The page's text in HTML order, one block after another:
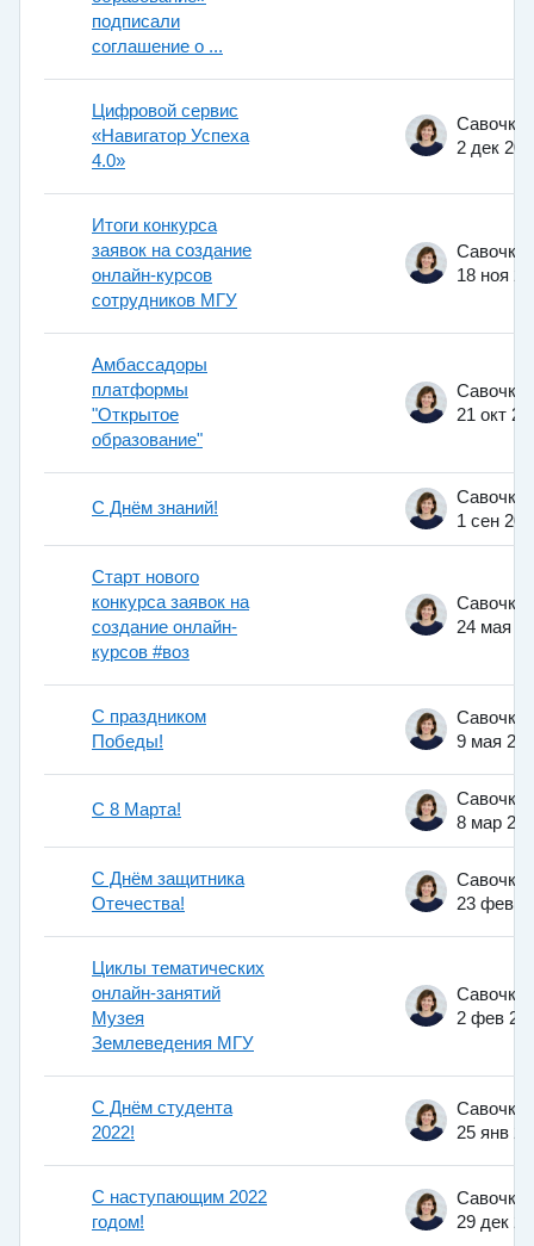
подписали
соглашение о ...
Цифровой сервис
«Навигатор Успеха
4.0»
2 дек
Итоги конкурса
заявок на создание
онлайн-курсов
сотрудников МГУ
18 ноя
Амбассадоры
платформы
"Открытое
образование"
21 окт
С Днём знаний!
1 сен
Старт нового
конкурса заявок на
создание онлайн-
курсов #воз
24 мая
С праздником
Победы!
9 мая
С 8 Марта!
8 мар
С Днём защитника
Отечества!
23 фев
Циклы тематических
онлайн-занятий
Музея
Землеведения МГУ
2 фев
С Днём студента
2022!
25 янв
С наступающим 2022
годом!
29 дек